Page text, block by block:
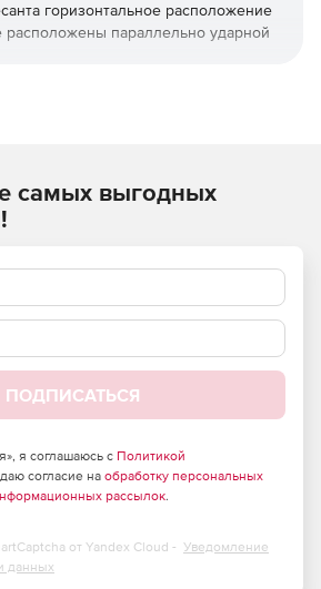
горизонтальное расположение
расположены параллельно ударной
корпус
ограничителя глубины
самых выгодных
ПОДПИСАТЬСЯ
я соглашаюсь с Политикой
согласие на обработку персональных
рассылок.
от Yandex Cloud - Уведомление
данных